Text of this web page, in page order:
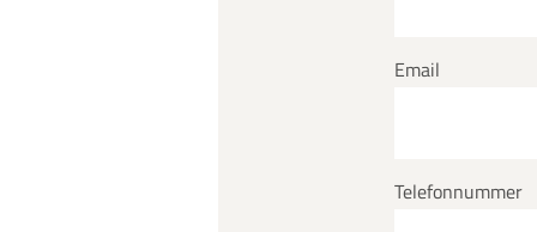
Email
Telefonnummer